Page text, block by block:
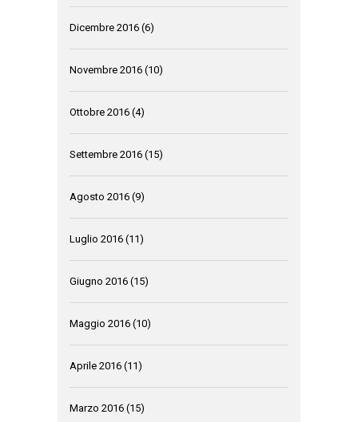
Dicembre 2016 (6)
Novembre 2016 (10)
Ottobre 2016 (4)
Settembre 2016 (15)
Agosto 2016 (9)
Luglio 2016 (11)
Giugno 2016 (15)
Maggio 2016 (10)
Aprile 2016 (11)
Marzo 2016 (15)